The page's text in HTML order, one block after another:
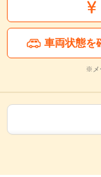
車両状態を
※メ